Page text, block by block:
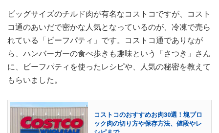
ビッグサイズのチルド肉が有名なコストコですが、コスト
コ通のあいだで密かな人気となっているのが、冷凍で売ら
れている「ビーフパティ」です。コストコ通でありなが
ら、ハンバーガーの食べ歩きも趣味という「さつき」さん
に、ビーフパティを使ったレシピや、人気の秘密を教えて
もらいました。
コストコのおすすめお肉30選！塊ブロ
ック肉の切り方や保存方法、値段やレ